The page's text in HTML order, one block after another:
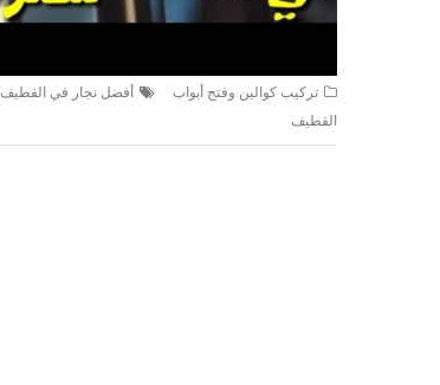
تركيب كوالين وفتح أبواب أفضل نجار في القطيف
القطيف